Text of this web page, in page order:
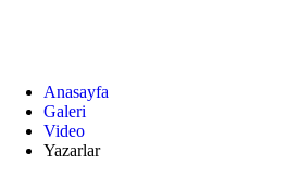
Anasayfa
Galeri
Video
Yazarlar